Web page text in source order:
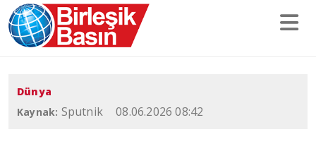
Dünya
Kaynak: Sputnik 08.06.2026 08:42